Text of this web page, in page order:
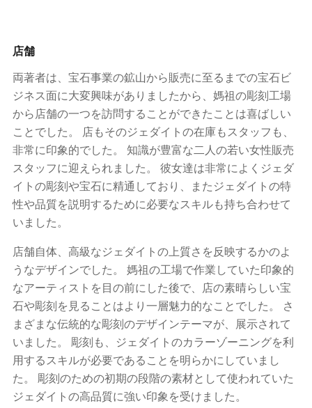
店舗
両著者は、宝石事業の鉱山から販売に至るまでの宝石ビ
ジネス面に大変興味がありましたから、媽祖の彫刻工場
から店舗の一つを訪問することができたことは喜ばしい
ことでした。 店もそのジェダイトの在庫もスタッフも、
非常に印象的でした。 知識が豊富な二人の若い女性販売
スタッフに迎えられました。 彼女達は非常によくジェダ
イトの彫刻や宝石に精通しており、またジェダイトの特
性や品質を説明するために必要なスキルも持ち合わせて
いました。
店舗自体、高級なジェダイトの上質さを反映するかのよ
うなデザインでした。 媽祖の工場で作業していた印象的
なアーティストを目の前にした後で、店の素晴らしい宝
石や彫刻を見ることはより一層魅力的なことでした。 さ
まざまな伝統的な彫刻のデザインテーマが、展示されて
いました。 彫刻も、ジェダイトのカラーゾーニングを利
用するスキルが必要であることを明らかにしていまし
た。 彫刻のための初期の段階の素材として使われていた
ジェダイトの高品質に強い印象を受けました。